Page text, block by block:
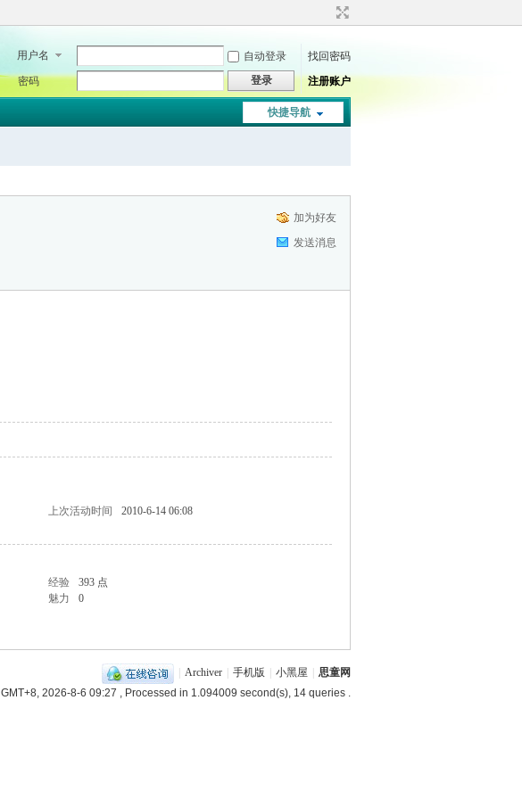
用户名 自动登录
找回密码
密码
登录 注册账户
快捷导航
加为好友
发送消息
上次活动时间
2010-6-14 06:08
经验
393 点
魅力
0
Archiver 手机版 小黑屋
思童网
GMT+8, 2026-8-6 09:27 , Processed in 1.094009 second(s), 14 queries .